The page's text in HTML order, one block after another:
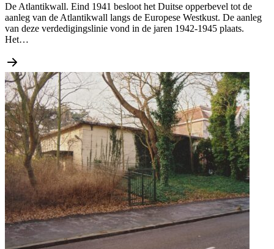
De Atlantikwall. Eind 1941 besloot het Duitse opperbevel tot de
aanleg van de Atlantikwall langs de Europese Westkust. De aanleg
van deze verdedigingslinie vond in de jaren 1942-1945 plaats.
Het…